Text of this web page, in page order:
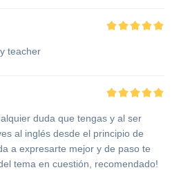
teacher
duda que tengas y al ser
al inglés desde el principio de
a expresarte mejor y de paso te
tema en cuestión, recomendado!